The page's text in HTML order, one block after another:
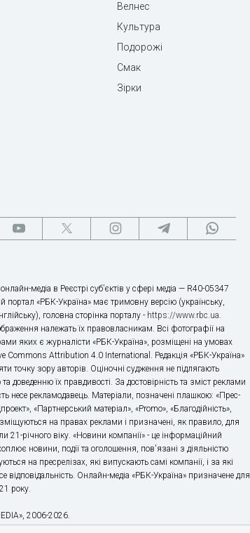
Велнес
Культура
Подорожі
Смак
Зірки
онлайн-медіа в Реєстрі суб’єктів у сфері медіа — R40-05347
портал «РБК-Україна» має тримовну версію (українську,
головна сторінка порталу - https://www.rbc.ua.
належать їх правовласникам. Всі фотографії на
яких є журналісти «РБК-Україна», розміщені на умовах
Commons Attribution 4.0 International. Редакція «РБК-Україна»
точку зору авторів. Оціночні судження не підлягають
доведенню їх правдивості. За достовірність та зміст реклами
несе рекламодавець. Матеріали, позначені плашкою: «Прес-
«Партнерський матеріал», «Promo», «Благодійність»,
на правах реклами і призначені, як правило, для
21-річного віку. «Новини компанії» - це інформаційний
новини, події та оголошення, пов'язані з діяльністю
на пресрелізах, які випускають самі компанії, і за які
відповідальність. Онлайн-медіа «РБК-Україна» призначене для
року.
2006-2026.